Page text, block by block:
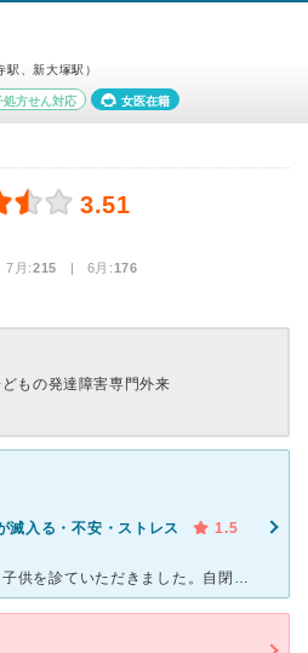
、新大塚駅）
処方せん対応 女医在籍
3.51
7月:215 | 6月:176
もの発達障害専門外来
滅入る・不安・ストレス
1.5
受験前に急に不安定になった子供を診ていただきました。自閉症スペクトラムと診断され、統合失調症専門の病院を紹介され、違和感を感じて他院へ。結局、不安(受験うつ)とカフェインが原因でした。隠れて飲んでいた